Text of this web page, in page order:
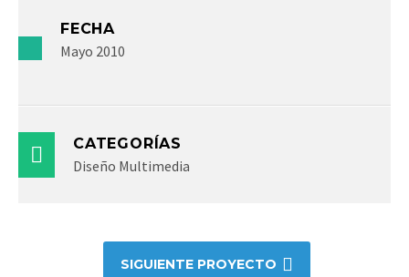
FECHA
Mayo 2010
CATEGORÍAS
Diseño Multimedia
SIGUIENTE PROYECTO